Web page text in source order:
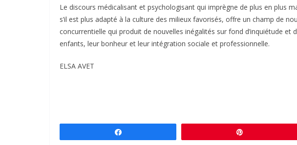
Le discours médicalisant et psychologisant qui imprègne de plus en plus
s’il est plus adapté à la culture des milieux favorisés, offre un champ de
concurrentielle qui produit de nouvelles inégalités sur fond d’inquiétude et
enfants, leur bonheur et leur intégration sociale et professionnelle.
ELSA AVET